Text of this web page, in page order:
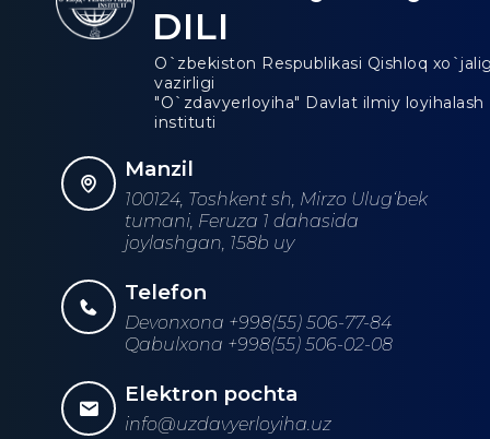
DILI
O`zbekiston Respublikasi Qishloq
vazirligi
"O`zdavyerloyiha" Davlat ilmiy loyihalash
instituti
Manzil
100124, Toshkent sh, Mirzo Ulug‘bek
tumani, Feruza 1 dahasida
joylashgan, 158b uy
Telefon
Devonxona +998(55) 506-77-84
Qabulxona +998(55) 506-02-08
Elektron pochta
info@uzdavyerloyiha.uz